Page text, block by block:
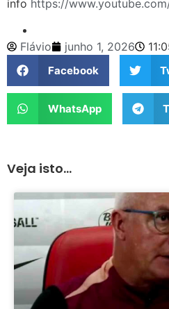
info https://
Flávio junho 1, 2026
Facebook
WhatsApp
Veja isto...